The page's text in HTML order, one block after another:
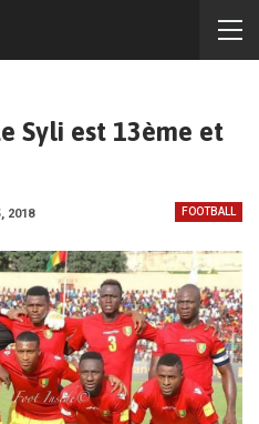
Syli est 13ème et
FOOTBALL
2018